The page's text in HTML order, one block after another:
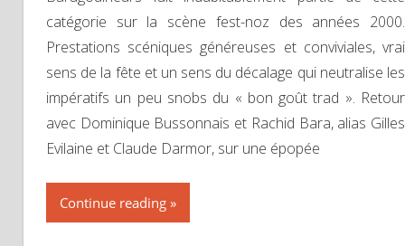
catégorie sur la scène fest-noz des années 2000.
Prestations scéniques généreuses et conviviales, vrai
sens de la fête et un sens du décalage qui neutralise les
impératifs un peu snobs du « bon goût trad ». Retour
avec Dominique Bussonnais et Rachid Bara, alias Gilles
Evilaine et Claude Darmor, sur une épopée
Continue reading